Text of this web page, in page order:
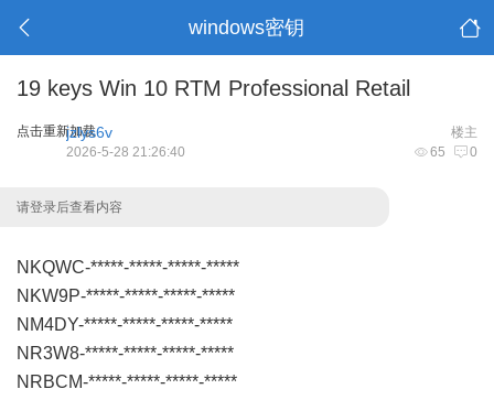
windows密钥
19 keys Win 10 RTM Professional Retail
点击重新加载 楼主
jzlys6v
65 0
2026-5-28 21:26:40
请登录后查看内容
NKQWC-*****-*****-*****-*****
NKW9P-*****-*****-*****-*****
NM4DY-*****-*****-*****-*****
NR3W8-*****-*****-*****-*****
NRBCM-*****-*****-*****-*****